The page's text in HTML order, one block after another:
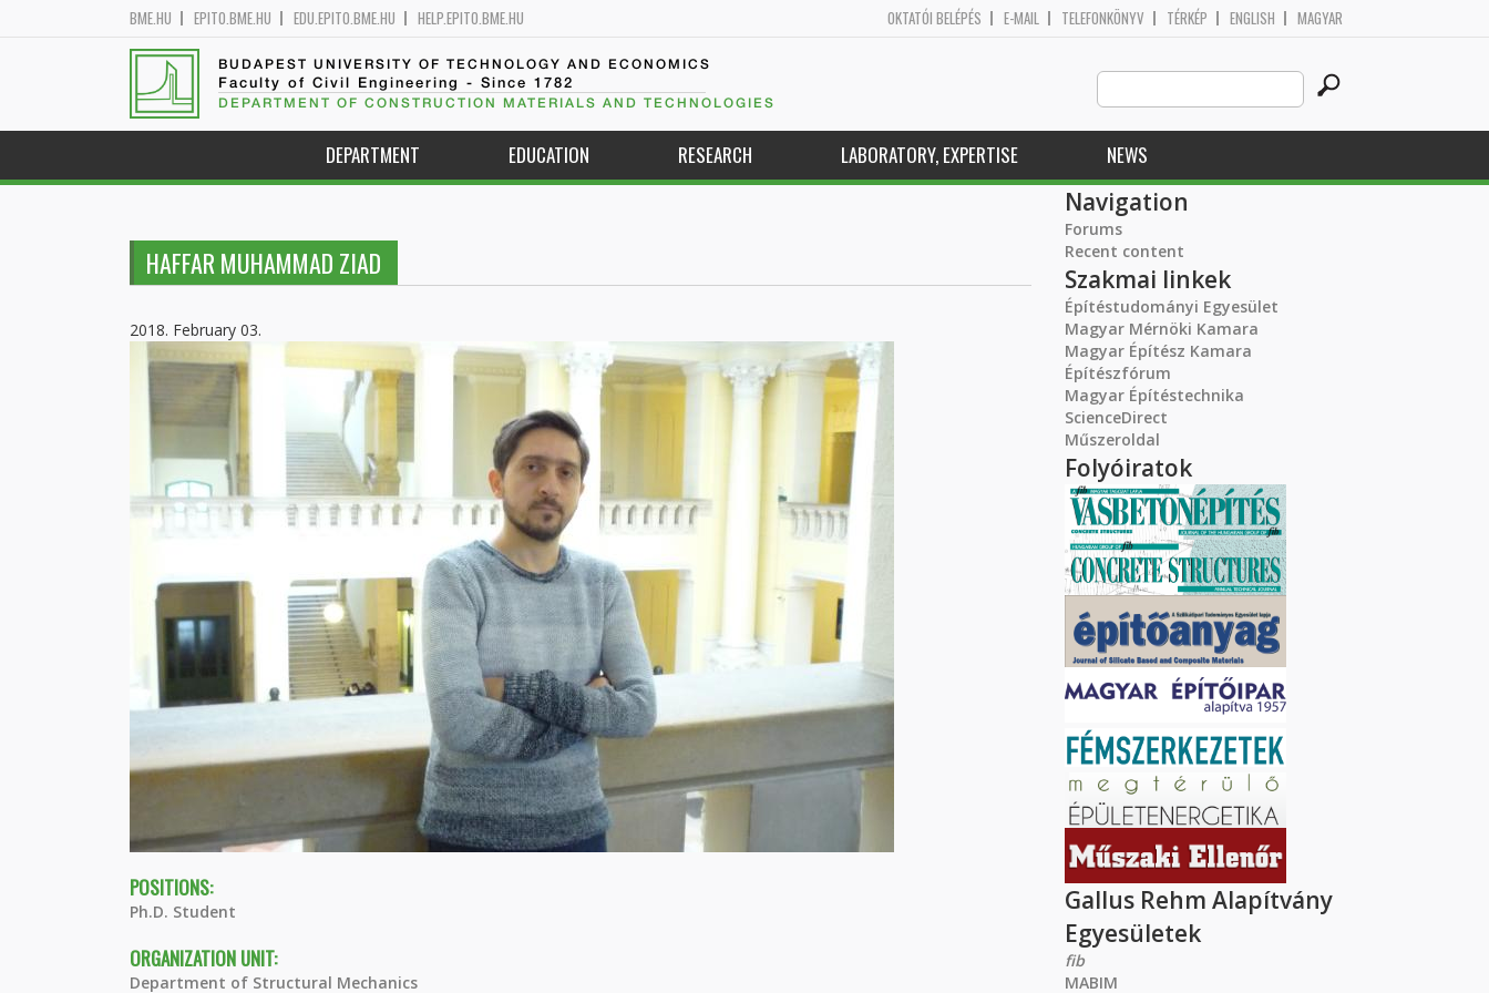
BME.HU EPITO.BME.HU EDU.EPITO.BME.HU HELP.EPITO.BME.HU OKTATÓI BELÉPÉS E-MAIL TELEFONKÖNYV TÉRKÉP ENGLISH MAGYAR
BUDAPEST UNIVERSITY OF TECHNOLOGY AND ECONOMICS
Faculty of Civil Engineering - Since 1782
DEPARTMENT OF CONSTRUCTION MATERIALS AND TECHNOLOGIES
Search
this
site
DEPARTMENT EDUCATION RESEARCH LABORATORY, EXPERTISE NEWS
HAFFAR MUHAMMAD ZIAD
2018. February 03.
POSITIONS:
Ph.D. Student
ORGANIZATION UNIT:
Department of Structural Mechanics
Navigation
Forums
Recent content
Szakmai linkek
Építéstudományi Egyesület
Magyar Mérnöki Kamara
Magyar Építész Kamara
Építészfórum
Magyar Építéstechnika
ScienceDirect
Műszeroldal
Folyóiratok
Gallus Rehm Alapítvány
Egyesületek
fib
MABIM